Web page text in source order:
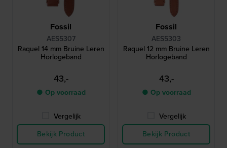
Fossil
AES5307
Raquel 14 mm Bruine Leren
Horlogeband
43,-
● Op voorraad
Vergelijk
Bekijk Product
Fossil
AES5303
Raquel 12 mm Bruine Leren
Horlogeband
43,-
● Op voorraad
Vergelijk
Bekijk Product